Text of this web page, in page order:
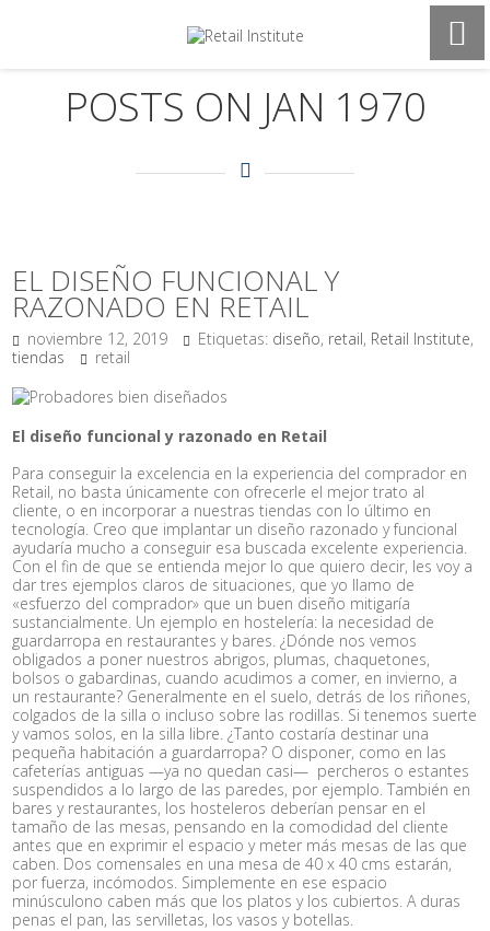
POSTS ON JAN 1970
EL DISEÑO FUNCIONAL Y
RAZONADO EN RETAIL
noviembre 12, 2019 Etiquetas: diseño, retail, Retail Institute,
tiendas
retail
El diseño funcional y razonado en Retail
Para conseguir la excelencia en la experiencia del comprador en
Retail, no basta únicamente con ofrecerle el mejor trato al
cliente, o en incorporar a nuestras tiendas con lo último en
tecnología. Creo que implantar un diseño razonado y funcional
ayudaría mucho a conseguir esa buscada excelente experiencia.
Con el fin de que se entienda mejor lo que quiero decir, les voy a
dar tres ejemplos claros de situaciones, que yo llamo de
«esfuerzo del comprador» que un buen diseño mitigaría
sustancialmente. Un ejemplo en hostelería: la necesidad de
guardarropa en restaurantes y bares. ¿Dónde nos vemos
obligados a poner nuestros abrigos, plumas, chaquetones,
bolsos o gabardinas, cuando acudimos a comer, en invierno, a
un restaurante? Generalmente en el suelo, detrás de los riñones,
colgados de la silla o incluso sobre las rodillas. Si tenemos suerte
y vamos solos, en la silla libre. ¿Tanto costaría destinar una
pequeña habitación a guardarropa? O disponer, como en las
cafeterías antiguas —ya no quedan casi— percheros o estantes
suspendidos a lo largo de las paredes, por ejemplo. También en
bares y restaurantes, los hosteleros deberían pensar en el
tamaño de las mesas, pensando en la comodidad del cliente
antes que en exprimir el espacio y meter más mesas de las que
caben. Dos comensales en una mesa de 40 x 40 cms estarán,
por fuerza, incómodos. Simplemente en ese espacio
minúsculono caben más que los platos y los cubiertos. A duras
penas el pan, las servilletas, los vasos y botellas.